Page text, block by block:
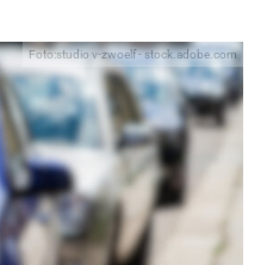
Foto:studio v-zwoelf - stock.adobe.com